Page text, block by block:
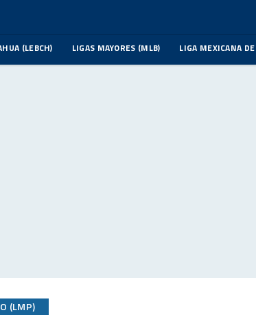
(LEBCH) LIGAS MAYORES (MLB) LIGA MEXICANA
(LMP)